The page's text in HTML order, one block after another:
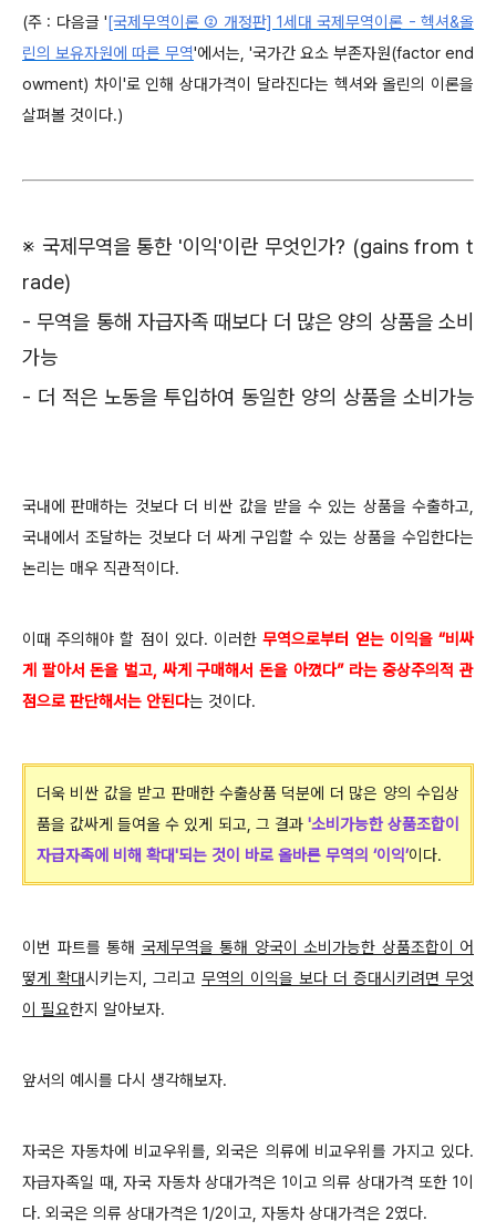
(주 : 다음글 ' [국제무역이론 ② 개정판] 1세대 국제무역이론 - 헥셔&올
린의 보유자원에 따른 무역'에서는, '국가간 요소 부존자원(factor end
owment) 차이'로 인해 상대가격이 달라진다는 헥셔와 올린의 이론을
살펴볼 것이다.)
※ 국제무역을 통한 '이익'이란 무엇인가? (gains from t
rade)
- 무역을 통해 자급자족 때보다 더 많은 양의 상품을 소비
가능
- 더 적은 노동을 투입하여 동일한 양의 상품을 소비가능
국내에 판매하는 것보다 더 비싼 값을 받을 수 있는 상품을 수출하고,
국내에서 조달하는 것보다 더 싸게 구입할 수 있는 상품을 수입한다는
논리는 매우 직관적이다.
이때 주의해야 할 점이 있다. 이러한무역으로부터 얻는 이익을 “비싸
게 팔아서 돈을 벌고, 싸게 구매해서 돈을 아꼈다” 라는 중상주의적 관
점으로 판단해서는 안된다는 것이다.
더욱 비싼 값을 받고 판매한 수출상품 덕분에 더 많은 양의 수입상
품을 값싸게 들여올 수 있게 되고, 그 결과 '소비가능한 상품조합이
자급자족에 비해 확대'되는 것이 바로 올바른 무역의 ‘이익’이다.
이번 파트를 통해 국제무역을 통해 양국이 소비가능한 상품조합이 어
떻게 확대시키는지, 그리고 무역의 이익을 보다 더 증대시키려면 무엇
이 필요한지 알아보자.
앞서의 예시를 다시 생각해보자.
자국은 자동차에 비교우위를, 외국은 의류에 비교우위를 가지고 있다.
자급자족일 때, 자국 자동차 상대가격은 1이고 의류 상대가격 또한 1이
다. 외국은 의류 상대가격은 1/2이고, 자동차 상대가격은 2였다.